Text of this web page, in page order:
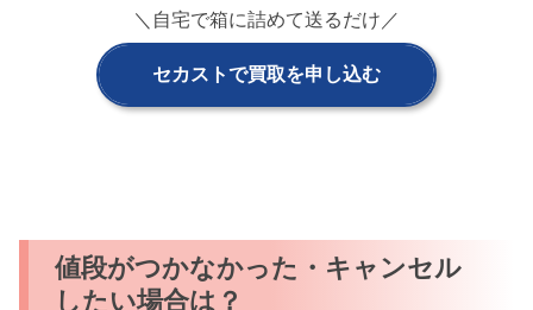
＼自宅で箱に詰めて送るだけ／
セカストで買取を申し込む
値段がつかなかった・キャンセル
したい場合は？